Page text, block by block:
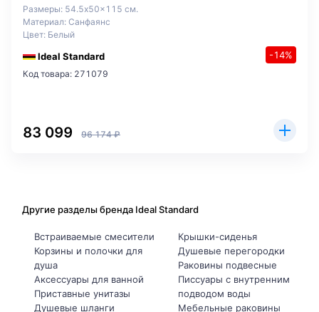
Размеры: 54.5x50x115 см.
Материал: Санфаянс
Цвет: Белый
Ideal Standard -14%
Код товара: 271079
83 099 96 174 ₽
Другие разделы бренда Ideal Standard
Встраиваемые смесители
Корзины и полочки для
душа
Аксессуары для ванной
Приставные унитазы
Душевые шланги
Крышки-сиденья
Душевые перегородки
Раковины подвесные
Писсуары с внутренним
подводом воды
Мебельные раковины